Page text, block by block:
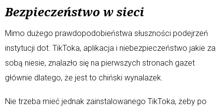
Bezpieczeństwo w sieci
Mimo dużego prawdopodobieństwa słuszności podejrzeń
instytucji dot. TikToka, aplikacja i niebezpieczeństwo jakie za
sobą niesie, znalazło się na pierwszych stronach gazet
głównie dlatego, że jest to chiński wynalazek.
Nie trzeba mieć jednak zainstalowanego TikToka, żeby po